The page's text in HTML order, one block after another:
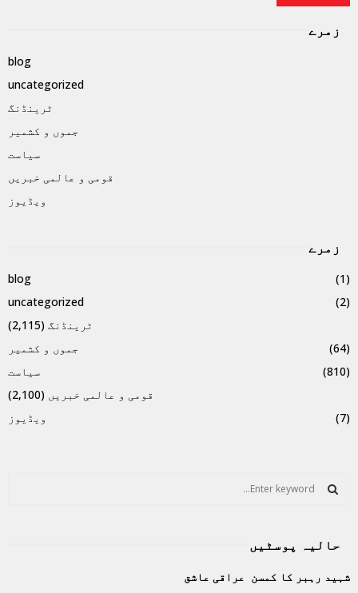
زمرے
blog
uncategorized
ٹرینڈنگ
جموں و کشمیر
سیاست
قومی و عالمی خبریں
ویڈیوز
زمرے
blog
(1)
uncategorized
(2)
ٹرینڈنگ (2,115)
جموں و کشمیر
(64)
سیاست
(810)
قومی و عالمی خبریں (2,100)
ویڈیوز
(7)
f
E
A
حالیہ پوسٹیں
شہید رہبر کا کمسن عراقی عاشق